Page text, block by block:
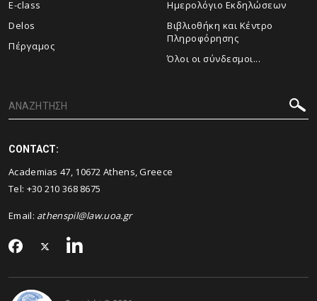
E-class
Delos
Πέργαμος
Ημερολόγιο Εκδηλώσεων
Βιβλιοθήκη και Κέντρο
Πληροφόρησης
Όλοι οι σύνδεσμοι...
CONTACT:
Academias 47, 10672 Athens, Greece
Tel: +30 210 368 8675
Email: athenspil@law.uoa.gr